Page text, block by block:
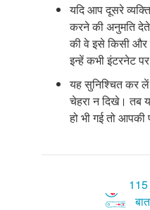
यदि आप दूसरे व्यक्ति
करने की अनुमति
की वे इसे किसी और
इन्हें कभी इंटरनेट
यह सुनिश्चित कर
चेहरा न दिखे। तब
हो भी गई तो आपकी
115